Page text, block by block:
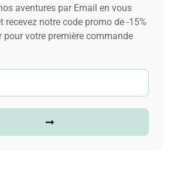
aventures par Email en vous
recevez notre code promo de -15%
pour votre première commande